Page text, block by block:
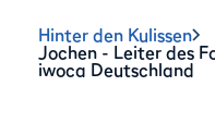
Hinter den Kulissen
Jochen - Leiter des
iwoca Deutschland